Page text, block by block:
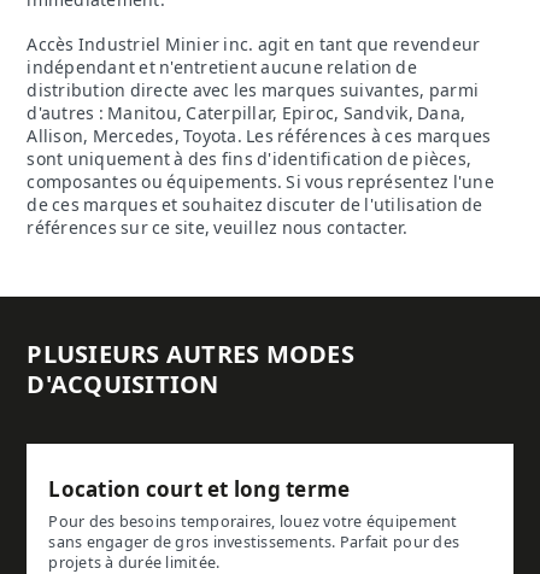
Accès Industriel Minier inc. agit en tant que revendeur
indépendant et n'entretient aucune relation de
distribution directe avec les marques suivantes, parmi
d'autres : Manitou, Caterpillar, Epiroc, Sandvik, Dana,
Allison, Mercedes, Toyota. Les références à ces marques
sont uniquement à des fins d'identification de pièces,
composantes ou équipements. Si vous représentez l'une
de ces marques et souhaitez discuter de l'utilisation de
références sur ce site, veuillez nous contacter.
PLUSIEURS AUTRES MODES
D'ACQUISITION
Location court et long terme
Pour des besoins temporaires, louez votre équipement
sans engager de gros investissements. Parfait pour des
projets à durée limitée.